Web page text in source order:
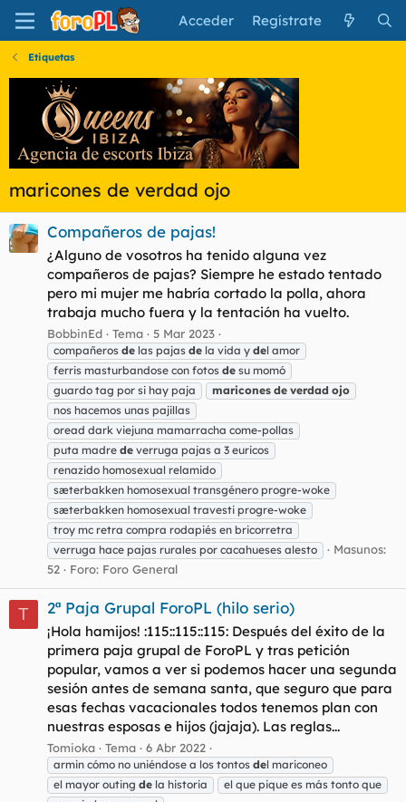
Acceder Regístrate
Etiquetas
maricones de verdad ojo
Compañeros de pajas!
¿Alguno de vosotros ha tenido alguna vez
compañeros de pajas? Siempre he estado tentado
pero mi mujer me habría cortado la polla, ahora
trabaja mucho fuera y la tentación ha vuelto.
BobbinEd Tema 5 Mar 2023
compañeros de las pajas de la vida y del amor
ferris masturbandose con fotos de su momó
guardo tag por si hay paja
maricones de verdad ojo
nos hacemos unas pajillas
oread dark viejuna mamarracha come-pollas
puta madre de verruga pajas a 3 euricos
renazido homosexual relamido
sæterbakken homosexual transgénero progre-woke
sæterbakken homosexual travesti progre-woke
troy mc retra compra rodapiés en bricorretra
verruga hace pajas rurales por cacahueses alesto
Masunos:
52
Foro: Foro General
T 2ª Paja Grupal ForoPL (hilo serio)
¡Hola hamijos! :115::115::115: Después del éxito de la
primera paja grupal de ForoPL y tras petición
popular, vamos a ver si podemos hacer una segunda
sesión antes de semana santa, que seguro que para
esas fechas vacacionales todos tenemos plan con
nuestras esposas e hijos (jajaja). Las reglas...
Tomioka Tema 6 Abr 2022
armin cómo no uniéndose a los tontos del mariconeo
el mayor outing de la historia
el que pique es más tonto que